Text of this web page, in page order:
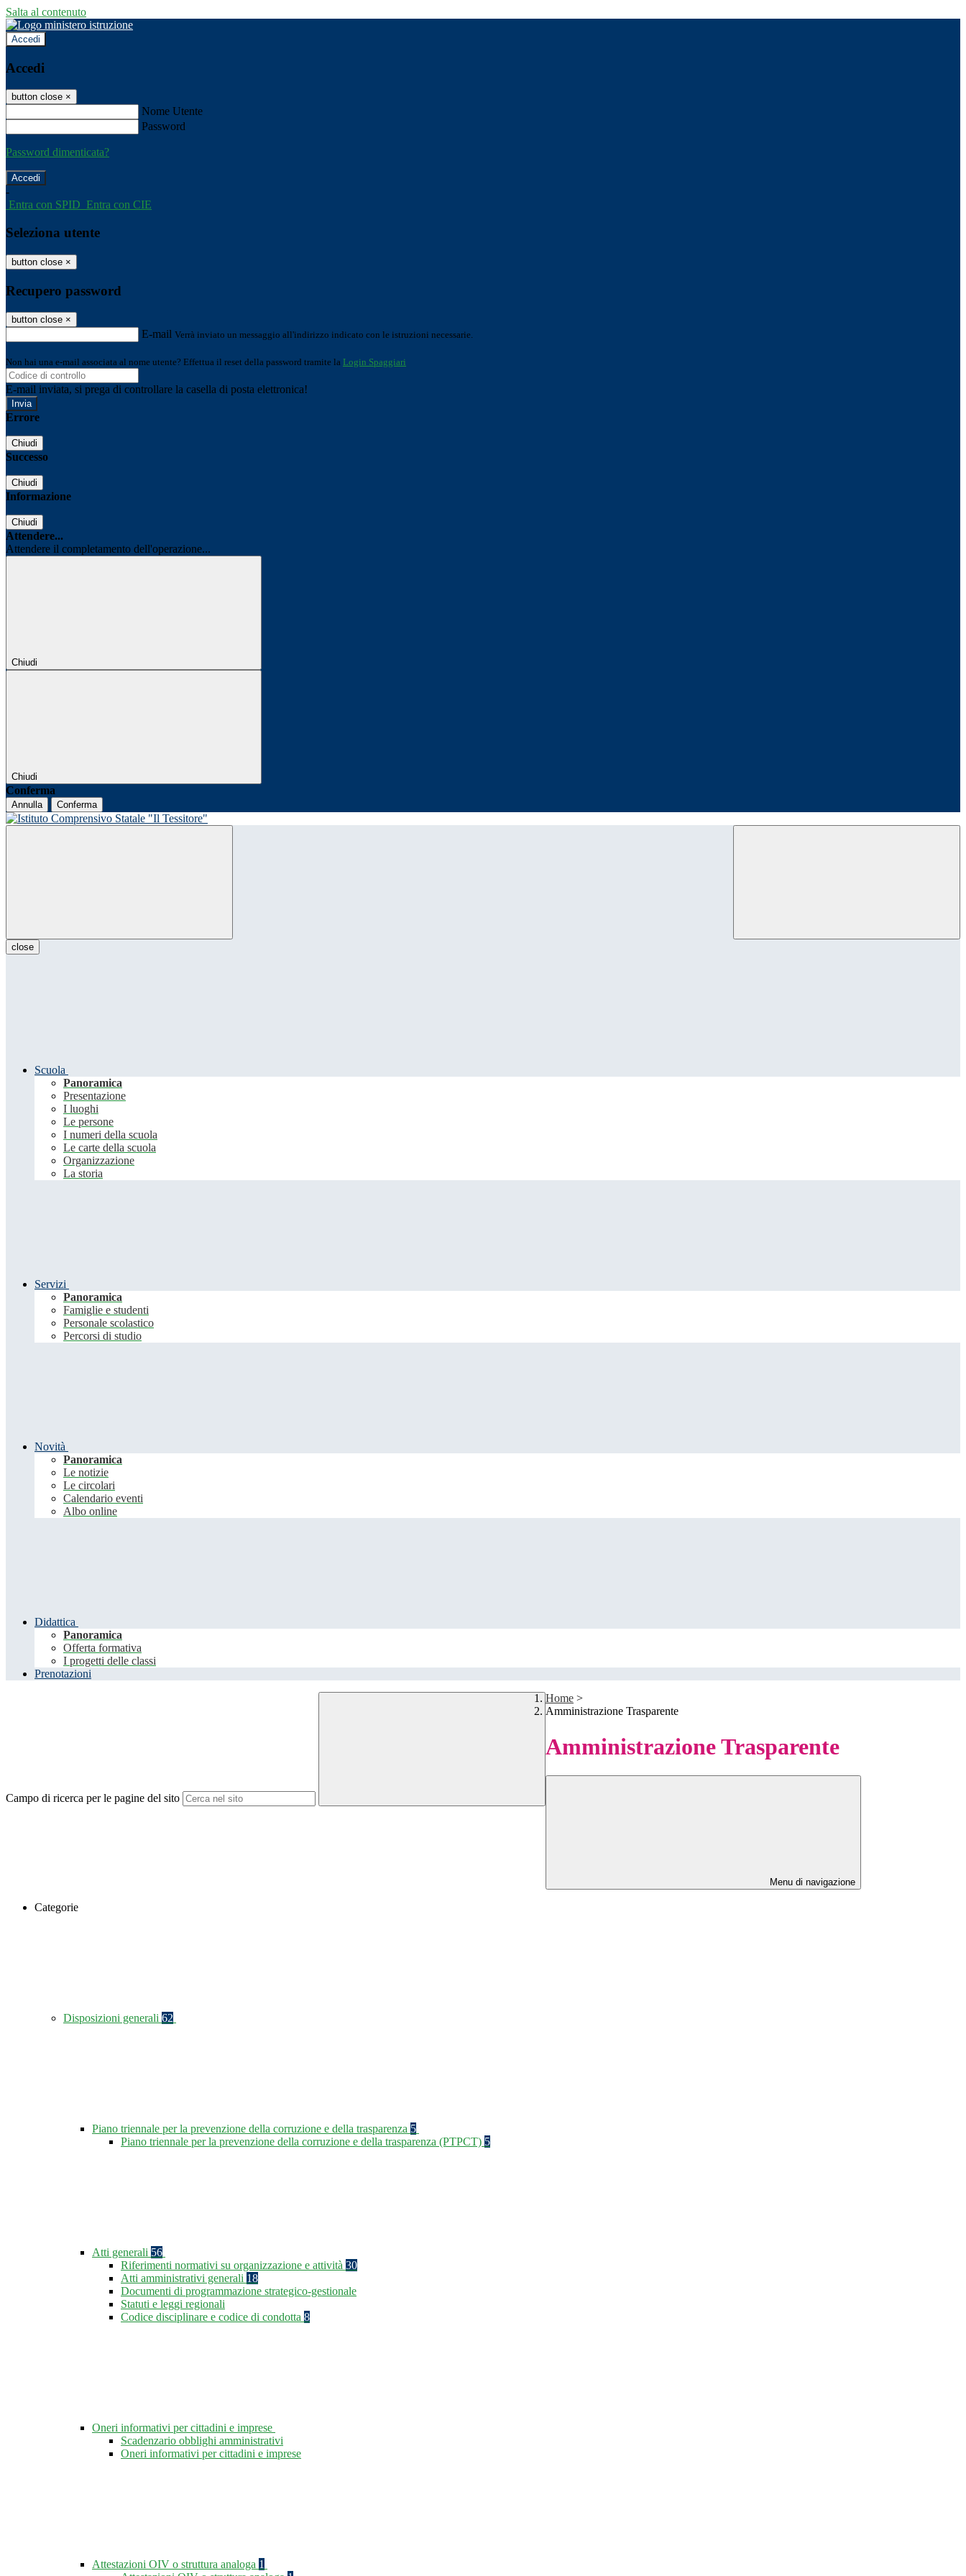
Salta al contenuto
Accedi
Accedi
button close ×
Nome Utente
Password
Password dimenticata?
-
Entra con SPID Entra con CIE
Seleziona utente
button close ×
Recupero password
button close ×
E-mail Verrà inviato un messaggio all'indirizzo indicato con le istruzioni necessarie.
Non hai una e-mail associata al nome utente? Effettua il reset della password tramite la Login Spaggiari
E-mail inviata, si prega di controllare la casella di posta elettronica!
Errore
Chiudi
Successo
Chiudi
Informazione
Chiudi
Attendere...
Attendere il completamento dell'operazione...
Chiudi
Chiudi
Conferma
Annulla Conferma
close
Scuola
Panoramica
Presentazione
I luoghi
Le persone
I numeri della scuola
Le carte della scuola
Organizzazione
La storia
Servizi
Panoramica
Famiglie e studenti
Personale scolastico
Percorsi di studio
Novità
Panoramica
Le notizie
Le circolari
Calendario eventi
Albo online
Didattica
Panoramica
Offerta formativa
I progetti delle classi
Prenotazioni
Campo di ricerca per le pagine del sito
Home >
Amministrazione Trasparente
Amministrazione Trasparente
Menu di navigazione
Categorie
Disposizioni generali 62
Piano triennale per la prevenzione della corruzione e della trasparenza 5
Piano triennale per la prevenzione della corruzione e della trasparenza (PTPCT) 5
Atti generali 56
Riferimenti normativi su organizzazione e attività 30
Atti amministrativi generali 18
Documenti di programmazione strategico-gestionale
Statuti e leggi regionali
Codice disciplinare e codice di condotta 8
Oneri informativi per cittadini e imprese
Scadenzario obblighi amministrativi
Oneri informativi per cittadini e imprese
Attestazioni OIV o struttura analoga 1